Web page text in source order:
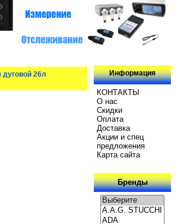
дуговой 26л
Информация
КОНТАКТЫ
О нас
Скидки
Oплатa
Доставка
Акции и спец
предложения
Карта сайта
Бренды